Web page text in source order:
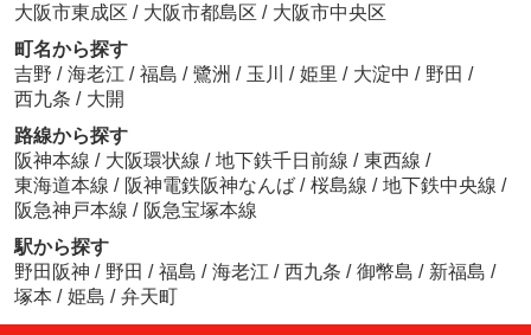
大阪市東成区 / 大阪市都島区 / 大阪市中央区
町名から探す
吉野 / 海老江 / 福島 / 鷺洲 / 玉川 / 姫里 / 大淀中 / 野田 /
西九条 / 大開
路線から探す
阪神本線 / 大阪環状線 / 地下鉄千日前線 / 東西線 /
東海道本線 / 阪神電鉄阪神なんば / 桜島線 / 地下鉄中央線 /
阪急神戸本線 / 阪急宝塚本線
駅から探す
野田阪神 / 野田 / 福島 / 海老江 / 西九条 / 御幣島 / 新福島 /
塚本 / 姫島 / 弁天町